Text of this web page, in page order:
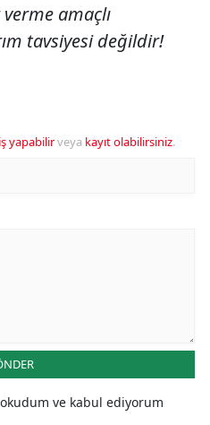
amaçlı
tavsiyesi değildir!
yapabilirveya kayıt olabilirsiniz.
okudum ve kabul ediyorum